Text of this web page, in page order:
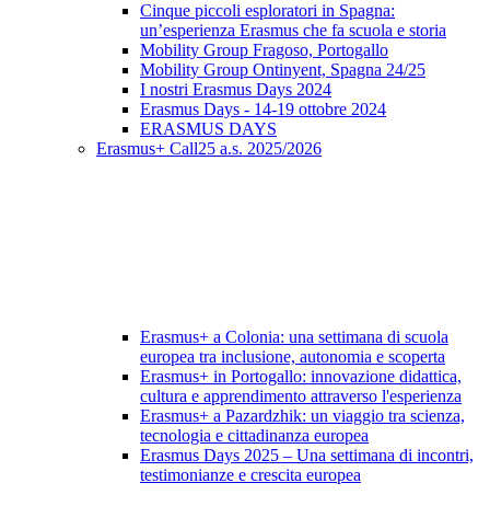
Cinque piccoli esploratori in Spagna:
un’esperienza Erasmus che fa scuola e storia
Mobility Group Fragoso, Portogallo
Mobility Group Ontinyent, Spagna 24/25
I nostri Erasmus Days 2024
Erasmus Days - 14-19 ottobre 2024
ERASMUS DAYS
Erasmus+ Call25 a.s. 2025/2026
Erasmus+ a Colonia: una settimana di scuola
europea tra inclusione, autonomia e scoperta
Erasmus+ in Portogallo: innovazione didattica,
cultura e apprendimento attraverso l'esperienza
Erasmus+ a Pazardzhik: un viaggio tra scienza,
tecnologia e cittadinanza europea
Erasmus Days 2025 – Una settimana di incontri,
testimonianze e crescita europea